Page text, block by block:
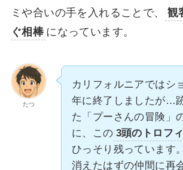
ミや合いの手を入れることで、
観
ぐ相棒 になっています。
たつ
カリフォルニアではシ
年に終了しましたが…
た「プーさんの冒険」
に、この 3頭のトロフ
ひっそり残っています。
消えたはずの仲間に再